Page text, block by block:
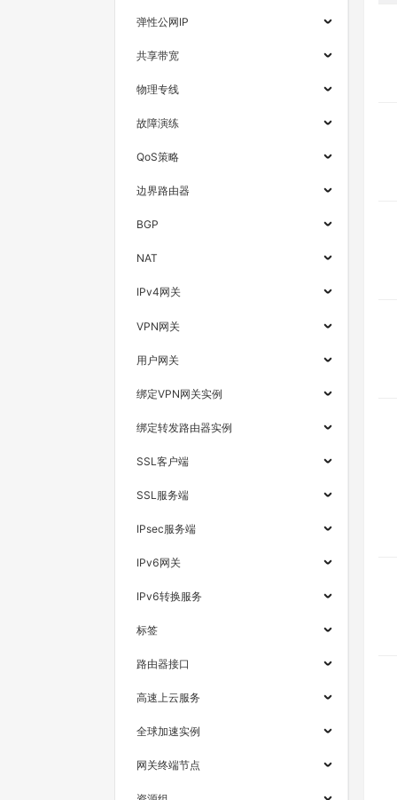
弹性公网IP
共享带宽
物理专线
故障演练
QoS策略
边界路由器
BGP
NAT
IPv4网关
VPN网关
用户网关
绑定VPN网关实例
绑定转发路由器实例
SSL客户端
SSL服务端
IPsec服务端
IPv6网关
IPv6转换服务
标签
路由器接口
高速上云服务
全球加速实例
网关终端节点